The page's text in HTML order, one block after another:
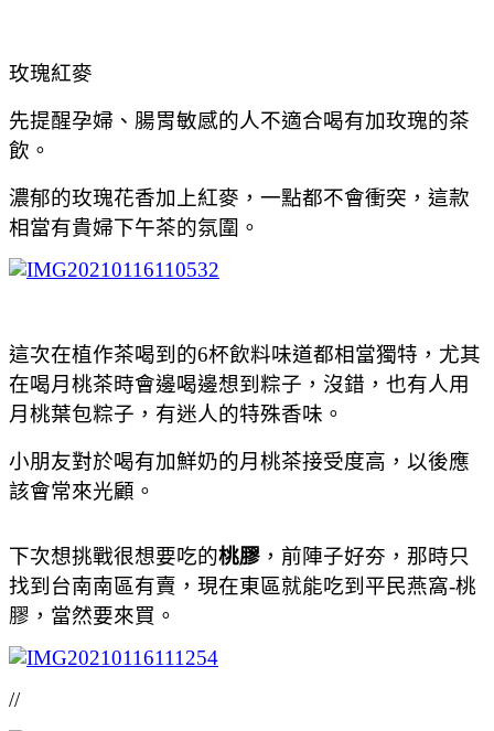
玫瑰紅麥
先提醒孕婦、腸胃敏感的人不適合喝有加玫瑰的茶
飲。
濃郁的玫瑰花香加上紅麥，一點都不會衝突，這款
相當有貴婦下午茶的氛圍。
這次在植作茶喝到的6杯飲料味道都相當獨特，尤其
在喝月桃茶時會邊喝邊想到粽子，沒錯，也有人用
月桃葉包粽子，有迷人的特殊香味。
小朋友對於喝有加鮮奶的月桃茶接受度高，以後應
該會常來光顧。
下次想挑戰很想要吃的桃膠 ，前陣子好夯，那時只
找到台南南區有賣，現在東區就能吃到平民燕窩-桃
膠，當然要來買。
//